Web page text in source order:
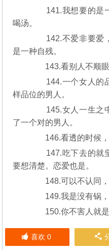
141.我想要的是一
喝汤。
142.不爱非要爱，
是一种自残。
143.看别人不顺眼
144.一个女人的品
样品位的男人。
145.女人一生之中
了一个对的男人。
146.看透的时候，
147.吃下去的就坚
要想清楚。恋爱也是。
148.可以不认同，
149.我是没有锅，
150.你不害人就是
喜欢 0